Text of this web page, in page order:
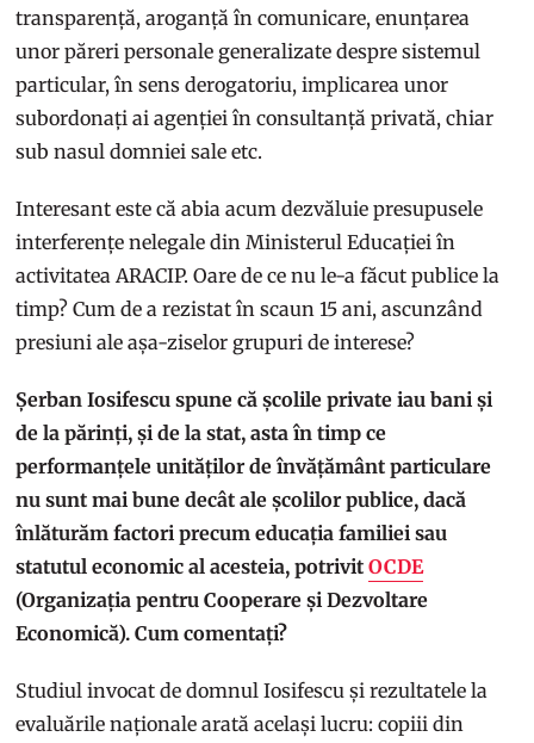
transparență, aroganță în comunicare, enunțarea
unor păreri personale generalizate despre sistemul
particular, în sens derogatoriu, implicarea unor
subordonați ai agenției în consultanță privată, chiar
sub nasul domniei sale etc.
Interesant este că abia acum dezvăluie presupusele
interferențe nelegale din Ministerul Educației în
activitatea ARACIP. Oare de ce nu le-a făcut publice la
timp? Cum de a rezistat în scaun 15 ani, ascunzând
presiuni ale așa-ziselor grupuri de interese?
Șerban Iosifescu spune că școlile private iau bani și
de la părinți, și de la stat, asta în timp ce
performanțele unităților de învățământ particulare
nu sunt mai bune decât ale școlilor publice, dacă
înlăturăm factori precum educația familiei sau
statutul economic al acesteia, potrivitOCDE
(Organizația pentru Cooperare și Dezvoltare
Economică). Cum comentați?
Studiul invocat de domnul Iosifescu și rezultatele la
evaluările naționale arată același lucru: copiii din